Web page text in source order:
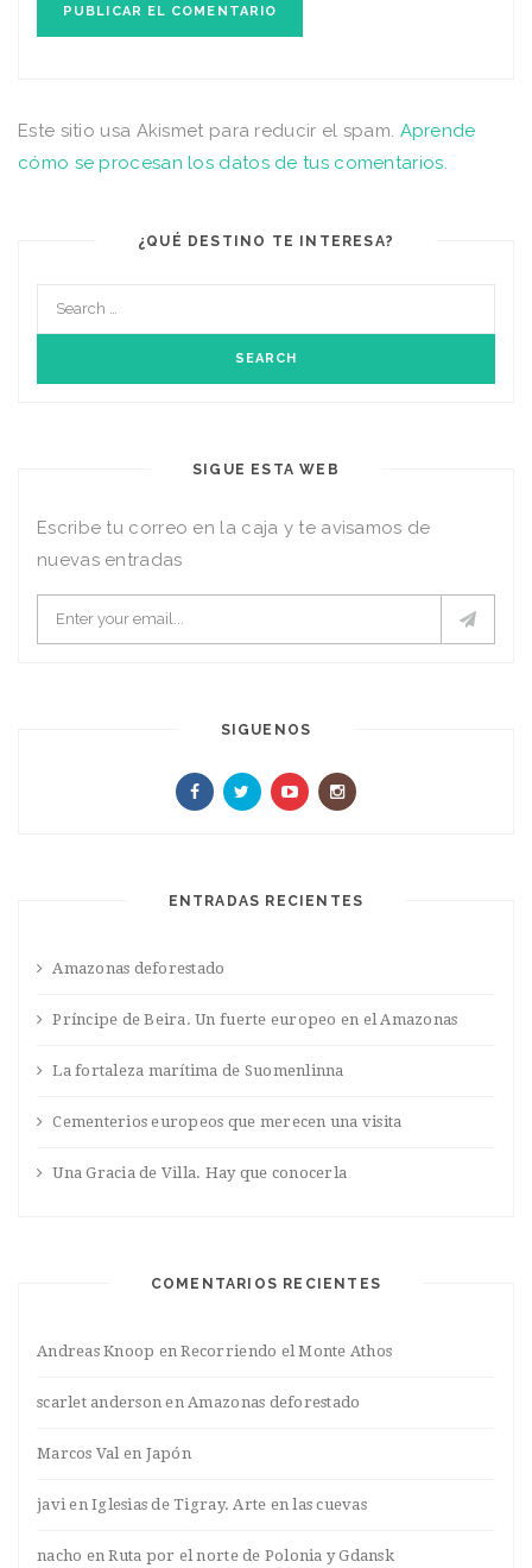
Este sitio usa Akismet para reducir el spam. Aprende
cómo se procesan los datos de tus comentarios.
¿QUÉ DESTINO TE INTERESA?
SIGUE ESTA WEB
Escribe tu correo en la caja y te avisamos de
nuevas entradas
SIGUENOS
ENTRADAS RECIENTES
Amazonas deforestado
Príncipe de Beira. Un fuerte europeo en el Amazonas
La fortaleza marítima de Suomenlinna
Cementerios europeos que merecen una visita
Una Gracia de Villa. Hay que conocerla
COMENTARIOS RECIENTES
Andreas Knoop enRecorriendo el Monte Athos
scarlet anderson enAmazonas deforestado
Marcos Valen Japón
javienIglesias de Tigray. Arte en las cuevas
nacho enRuta por el norte de Polonia y Gdansk